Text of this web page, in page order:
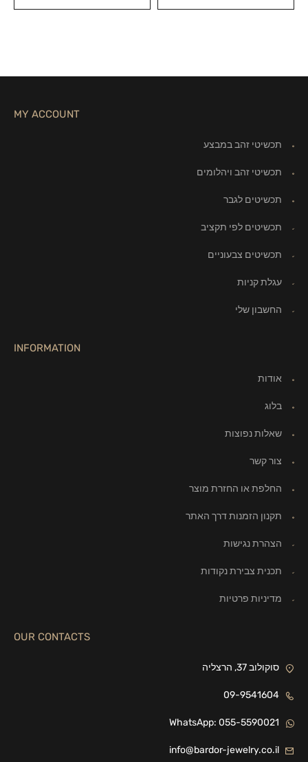
MY ACCOUNT
תכשיטי זהב במבצע
תכשיטי זהב ויהלומים
תכשיטים לגבר
תכשיטים לפי תקציב
תכשיטים צבעוניים
עגלת קניות
החשבון שלי
INFORMATION
אודות
בלוג
שאלות נפוצות
צור קשר
החלפת או החזרת מוצר
תקנון הזמנות דרך האתר
הצהרת נגישות
תכנית צבירת נקודות
מדיניות פרטיות
OUR CONTACTS
סוקולוב 37, הרצליה
09-9541604
WhatsApp: 055-5590021
info@bardor-jewelry.co.il